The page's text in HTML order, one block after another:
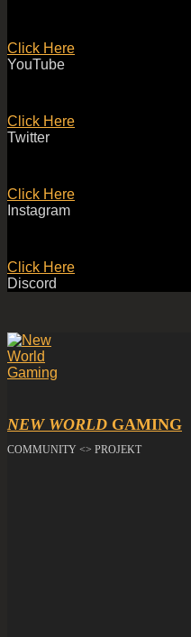
Click Here
YouTube
Click Here
Twitter
Click Here
Instagram
Click Here
Discord
NEW WORLD GAMING
COMMUNITY <> PROJEKT